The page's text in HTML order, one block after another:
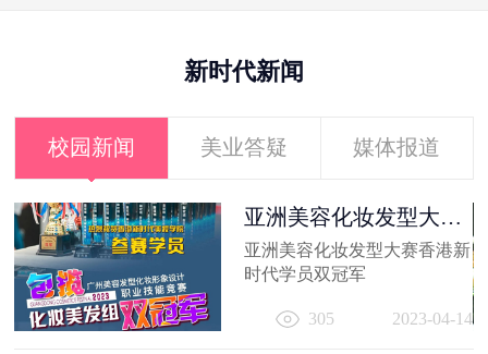
新时代新闻
校园新闻 美业答疑 媒体报道
亚洲美容化妆发型大赛
香港新时代...
亚洲美容化妆发型大赛香港新
时代学员双冠军
305 2023-04-14